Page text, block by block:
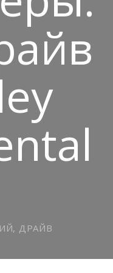
ДРАЙВ